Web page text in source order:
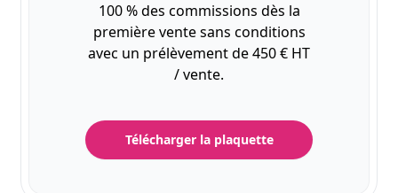
100 % des commissions dès la
première vente sans conditions
avec un prélèvement de 450 € HT
/ vente.
Télécharger la plaquette